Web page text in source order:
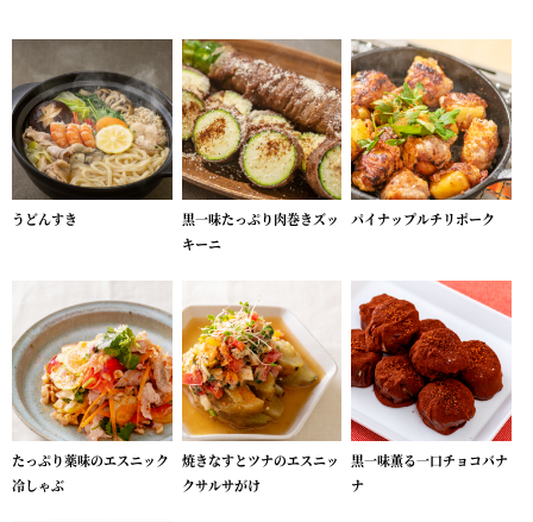
うどんすき
黒一味たっぷり肉巻きズッ
キーニ
パイナップルチリポーク
たっぷり薬味のエスニック
冷しゃぶ
焼きなすとツナのエスニッ
クサルサがけ
黒一味薫る一口チョコバナ
ナ